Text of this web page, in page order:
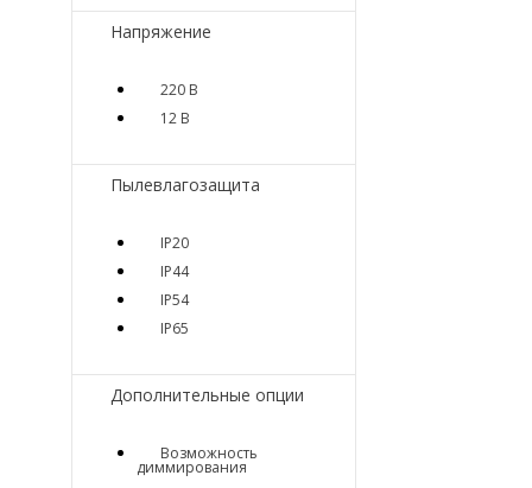
Напряжение
220 В
12 В
Пылевлагозащита
IP20
IP44
IP54
IP65
Дополнительные опции
Возможность
диммирования